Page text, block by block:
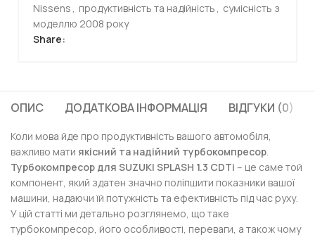
Nissens , продуктивність та надійність , сумісність з
моделлю 2008 року
Share:
ОПИС ДОДАТКОВА ІНФОРМАЦІЯ ВІДГУКИ (0)
Коли мова йде про продуктивність вашого автомобіля,
важливо мати якісний та надійний турбокомпресор.
Турбокомпресор для SUZUKI SPLASH 1.3 CDTi – це саме той
компонент, який здатен значно поліпшити показники вашої
машини, надаючи їй потужність та ефективність під час руху.
У цій статті ми детально розглянемо, що таке
турбокомпресор, його особливості, переваги, а також чому